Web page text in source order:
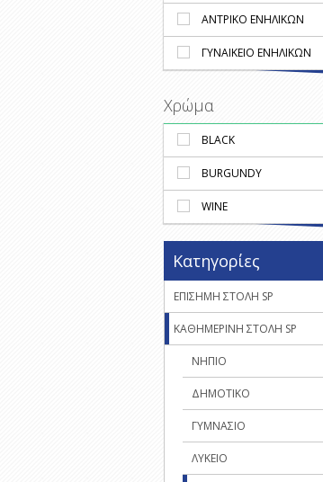
ΑΝΤΡΙΚΟ ΕΝΗΛΙΚΩΝ
ΓΥΝΑΙΚΕΙΟ ΕΝΗΛΙΚΩΝ
Χρώμα
BLACK
BURGUNDY
WINE
Κατηγορίες
ΕΠΙΣΗΜΗ ΣΤΟΛΗ SP
ΚΑΘΗΜΕΡΙΝΗ ΣΤΟΛΗ SP
ΝΗΠΙΟ
ΔΗΜΟΤΙΚΟ
ΓΥΜΝΑΣΙΟ
ΛΥΚΕΙΟ